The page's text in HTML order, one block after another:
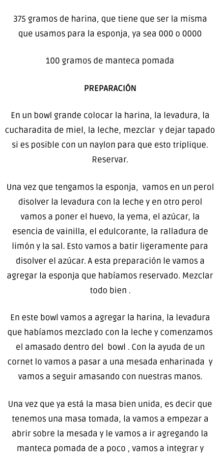
375 gramos de harina, que tiene que ser la misma
que usamos para la esponja, ya sea 000 o 0000
100 gramos de manteca pomada
PREPARACIÓN
En un bowl grande colocar la harina, la levadura, la
cucharadita de miel, la leche, mezclar y dejar tapado
si es posible con un naylon para que esto triplique.
Reservar.
Una vez que tengamos la esponja, vamos en un perol
disolver la levadura con la leche y en otro perol
vamos a poner el huevo, la yema, el azúcar, la
esencia de vainilla, el edulcorante, la ralladura de
limón y la sal. Esto vamos a batir ligeramente para
disolver el azúcar. A esta preparación le vamos a
agregar la esponja que habíamos reservado. Mezclar
todo bien .
En este bowl vamos a agregar la harina, la levadura
que habíamos mezclado con la leche y comenzamos
el amasado dentro del bowl . Con la ayuda de un
cornet lo vamos a pasar a una mesada enharinada y
vamos a seguir amasando con nuestras manos.
Una vez que ya está la masa bien unida, es decir que
tenemos una masa tomada, la vamos a empezar a
abrir sobre la mesada y le vamos a ir agregando la
manteca pomada de a poco , vamos a integrar y